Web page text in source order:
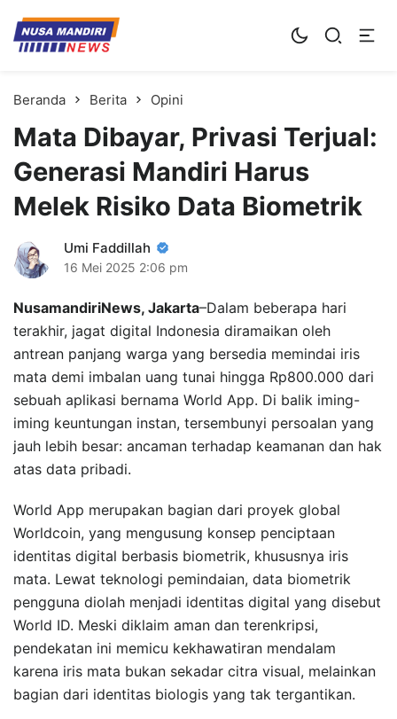
Kampus Digital Bisnis
Universitas Nusa Mandiri
Beranda Berita Opini
Mata Dibayar, Privasi Terjual:
Generasi Mandiri Harus
Melek Risiko Data Biometrik
Umi Faddillah
16 Mei 2025 2:06 pm
NusamandiriNews, Jakarta–Dalam beberapa hari
terakhir, jagat digital Indonesia diramaikan oleh
antrean panjang warga yang bersedia memindai iris
mata demi imbalan uang tunai hingga Rp800.000 dari
sebuah aplikasi bernama World App. Di balik iming-
iming keuntungan instan, tersembunyi persoalan yang
jauh lebih besar: ancaman terhadap keamanan dan hak
atas data pribadi.
World App merupakan bagian dari proyek global
Worldcoin, yang mengusung konsep penciptaan
identitas digital berbasis biometrik, khususnya iris
mata. Lewat teknologi pemindaian, data biometrik
pengguna diolah menjadi identitas digital yang disebut
World ID. Meski diklaim aman dan terenkripsi,
pendekatan ini memicu kekhawatiran mendalam
karena iris mata bukan sekadar citra visual, melainkan
bagian dari identitas biologis yang tak tergantikan.